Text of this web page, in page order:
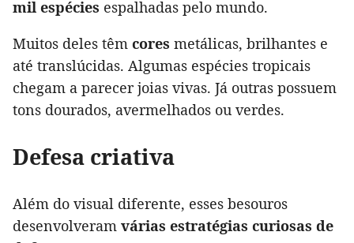
mil espécies espalhadas pelo mundo.
Muitos deles têm cores metálicas, brilhantes e
até translúcidas. Algumas espécies tropicais
chegam a parecer joias vivas. Já outras possuem
tons dourados, avermelhados ou verdes.
Defesa criativa
Além do visual diferente, esses besouros
desenvolveram várias estratégias curiosas de